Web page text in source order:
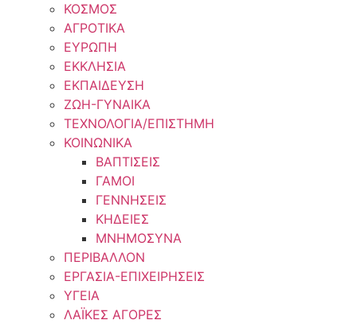
ΚΟΣΜΟΣ
ΑΓΡΟΤΙΚΑ
ΕΥΡΩΠΗ
ΕΚΚΛΗΣΙΑ
ΕΚΠΑΙΔΕΥΣΗ
ΖΩΗ-ΓΥΝΑΙΚΑ
ΤΕΧΝΟΛΟΓΙΑ/ΕΠΙΣΤΗΜΗ
ΚΟΙΝΩΝΙΚΑ
ΒΑΠΤΙΣΕΙΣ
ΓΑΜΟΙ
ΓΕΝΝΗΣΕΙΣ
ΚΗΔΕΙΕΣ
ΜΝΗΜΟΣΥΝΑ
ΠΕΡΙΒΑΛΛΟΝ
ΕΡΓΑΣΙΑ-ΕΠΙΧΕΙΡΗΣΕΙΣ
ΥΓΕΙΑ
ΛΑΪΚΕΣ ΑΓΟΡΕΣ